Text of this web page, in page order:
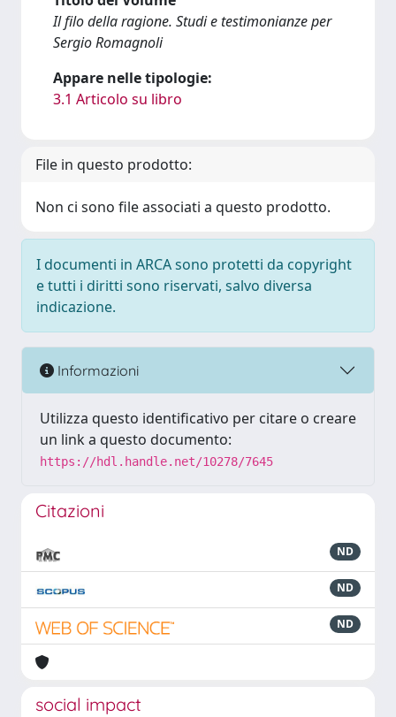
Il filo della ragione. Studi e testimonianze per
Sergio Romagnoli
Appare nelle tipologie:
3.1 Articolo su libro
File in questo prodotto:
Non ci sono file associati a questo prodotto.
I documenti in ARCA sono protetti da copyright
e tutti i diritti sono riservati, salvo diversa
indicazione.
Informazioni
Utilizza questo identificativo per citare o creare
un link a questo documento:
https://hdl.handle.net/10278/7645
Citazioni
ND
ND
ND
social impact